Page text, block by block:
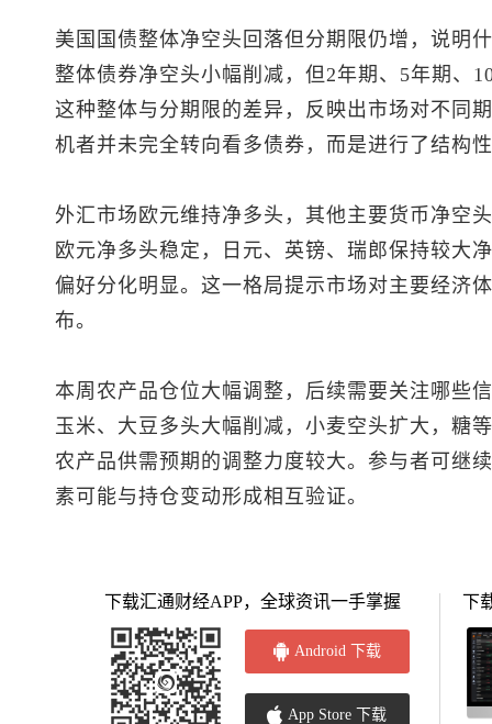
美国国债整体净空头回落但分期限仍增，说明
整体债券净空头小幅削减，但2年期、5年期、
这种整体与分期限的差异，反映出市场对不同
机者并未完全转向看多债券，而是进行了结构
外汇市场欧元维持净多头，其他主要货币净空
欧元净多头稳定，日元、英镑、瑞郎保持较大
偏好分化明显。这一格局提示市场对主要经济
布。
本周农产品仓位大幅调整，后续需要关注哪些
玉米、大豆多头大幅削减，小麦空头扩大，糖
农产品供需预期的调整力度较大。参与者可继
素可能与持仓变动形成相互验证。
下载汇通财经APP，全球资讯一手掌握
Android 下载
App Store 下载
下